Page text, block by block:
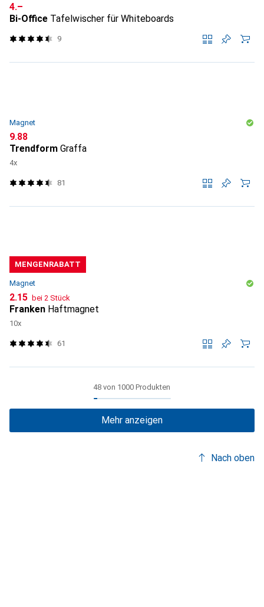
CHF
4.–
Bi-Office Tafelwischer für Whiteboards
9
Magnet
CHF
9.88
Trendform Graffa
4x
81
MENGENRABATT
Magnet
CHF
2.15 bei 2 Stück
Franken Haftmagnet
10x
61
48 von 1000 Produkten
Mehr anzeigen
Nach oben